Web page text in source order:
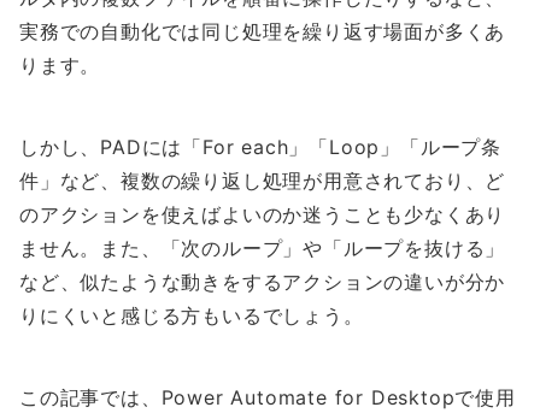
実務での自動化では同じ処理を繰り返す場面が多くあ
ります。
しかし、PADには「For each」「Loop」「ループ条
件」など、複数の繰り返し処理が用意されており、ど
のアクションを使えばよいのか迷うことも少なくあり
ません。また、「次のループ」や「ループを抜ける」
など、似たような動きをするアクションの違いが分か
りにくいと感じる方もいるでしょう。
この記事では、Power Automate for Desktopで使用